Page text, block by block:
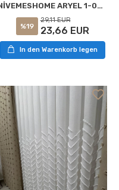
NİVEMESHOME ARYEL 1-006 1/2,5 PİLELİ TÜL PERDE APM
%19
29,11 EUR
23,66 EUR
In den Warenkorb legen